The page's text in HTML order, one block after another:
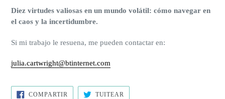
Diez virtudes valiosas en un mundo volátil: cómo navegar en
el caos y la incertidumbre.
Si mi trabajo le resuena, me pueden contactar en:
julia.cartwright@btinternet.com
COMPARTIR COMPARTIRTUITEAR